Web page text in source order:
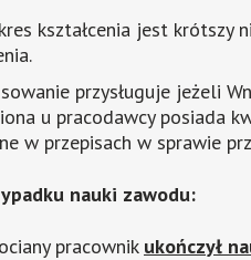
kształcenia jest krótszy
przysługuje jeżeli
u pracodawcy posiada
w przepisach w sprawie
nauki zawodu:
pracownik ukończył